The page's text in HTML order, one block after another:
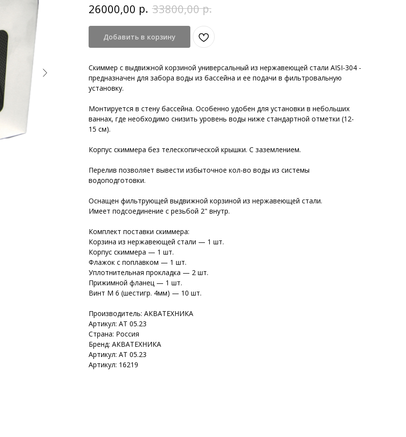
26000,00 р. 33800,00 р.
Добавить в корзину
Скиммер с выдвижной корзиной универсальный из нержавеющей стали AISI-304 -
предназначен для забора воды из бассейна и ее подачи в фильтровальную
установку.
Монтируется в стену бассейна. Особенно удобен для установки в небольших
ваннах, где необходимо снизить уровень воды ниже стандартной отметки (12-
15 см).
Корпус скиммера без телескопической крышки. С заземлением.
Перелив позволяет вывести избыточное кол-во воды из системы
водоподготовки.
Оснащен фильтрующей выдвижной корзиной из нержавеющей стали.
Имеет подсоединение с резьбой 2" внутр.
Комплект поставки скиммера:
Корзина из нержавеющей стали — 1 шт.
Корпус скиммера — 1 шт.
Флажок с поплавком — 1 шт.
Уплотнительная прокладка — 2 шт.
Прижимной фланец — 1 шт.
Винт М 6 (шестигр. 4мм) — 10 шт.
Производитель: АКВАТЕХНИКА
Артикул: АТ 05.23
Страна: Россия
Бренд: АКВАТЕХНИКА
Артикул: АТ 05.23
Артикул: 16219